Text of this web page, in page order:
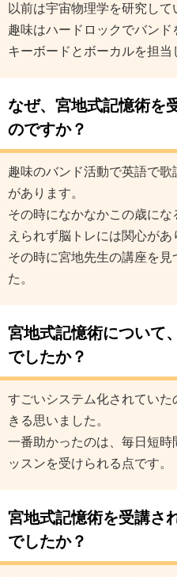
以前は宇宙物理学を研究して
趣味はハードロックでバンド
キーボードとボーカルを担当
なぜ、宮地式記憶術を
のですか？
趣味のバンド活動で英語で
があります。
その時になかなかこの歳に
えられず脳トレには関心があ
その時に宮地先生の講座を
た。
宮地式記憶術について
でしたか？
すごいシステム化されてい
きる思いました。
一番助かったのは、毎日短
ッスンを受けられる点です。
宮地式記憶術を受講さ
でしたか？